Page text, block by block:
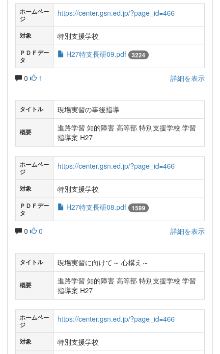
ホームペー
ジ
https://center.gsn.ed.jp/?page_id=466
対象 特別支援学校
ＰＤＦデー
タ
H27特支長研09.pdf 3224
0 1 詳細を表示
タイトル 現場実習の事後指導
概要
進路学習 知的障害 高等部 特別支援学校 学習
指導案 H27
ホームペー
ジ
https://center.gsn.ed.jp/?page_id=466
対象 特別支援学校
ＰＤＦデー
タ
H27特支長研08.pdf 1599
0 0 詳細を表示
タイトル 現場実習に向けて～ 心構え～
概要
進路学習 知的障害 高等部 特別支援学校 学習
指導案 H27
ホームペー
ジ
https://center.gsn.ed.jp/?page_id=466
対象 特別支援学校